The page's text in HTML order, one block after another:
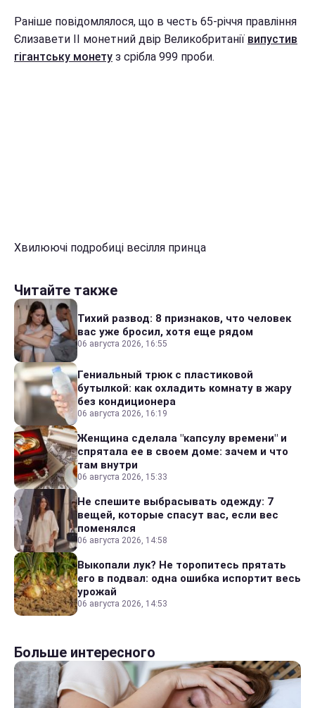
Раніше повідомлялося, що в честь 65-річчя правління
Єлизавети II монетний двір Великобританії випустив
гігантську монету з срібла 999 проби.
Хвилюючі подробиці весілля принца
Читайте также
Тихий развод: 8 признаков, что человек
вас уже бросил, хотя еще рядом
06 августа 2026, 16:55
Гениальный трюк с пластиковой
бутылкой: как охладить комнату в жару
без кондиционера
06 августа 2026, 16:19
Женщина сделала "капсулу времени" и
спрятала ее в своем доме: зачем и что
там внутри
06 августа 2026, 15:33
Не спешите выбрасывать одежду: 7
вещей, которые спасут вас, если вес
поменялся
06 августа 2026, 14:58
Выкопали лук? Не торопитесь прятать
его в подвал: одна ошибка испортит весь
урожай
06 августа 2026, 14:53
Больше интересного